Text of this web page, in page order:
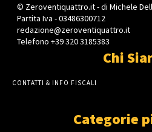
© Zeroventiquattro.it - di Michele
Partita Iva - 03486300712
redazione@zeroventiquattro.it
Telefono +39 320 3185383
Chi
CONTATTI & INFO FISCALI
Categorie